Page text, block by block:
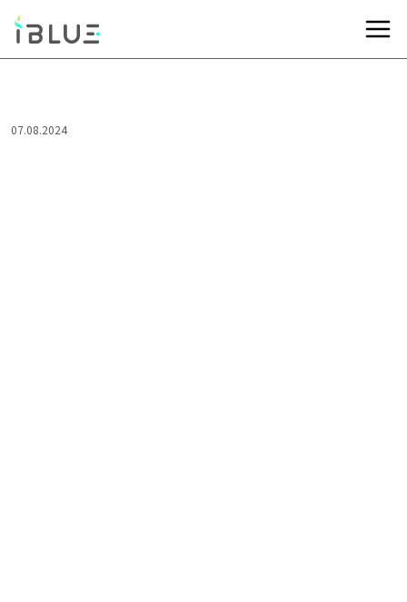
07.08.2024